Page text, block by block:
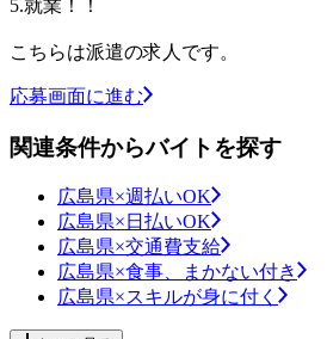
5.就業！！
こちらは派遣の求人です。
応募画面に進む
関連条件からバイトを探す
広島県×週払いOK
広島県×日払いOK
広島県×交通費支給
広島県×食事、まかない付き
広島県×スキルが身に付く